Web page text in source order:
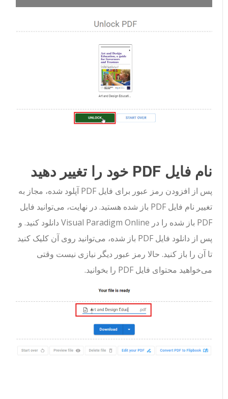
نام فایل PDF خود را تغییر دهید
پس از افزودن رمز عبور برای فایل PDF آپلود شده، مجاز به
تغییر نام فایل PDF باز شده هستید. در نهایت، می‌توانید فایل
PDF باز شده را در Visual Paradigm Online دانلود کنید. و
پس از دانلود فایل PDF باز شده، می‌توانید روی آن کلیک کنید
تا آن را باز کنید. حالا رمز عبور دیگر نیازی نیست وقتی
می‌خواهید محتوای فایل PDF را بخوانید.